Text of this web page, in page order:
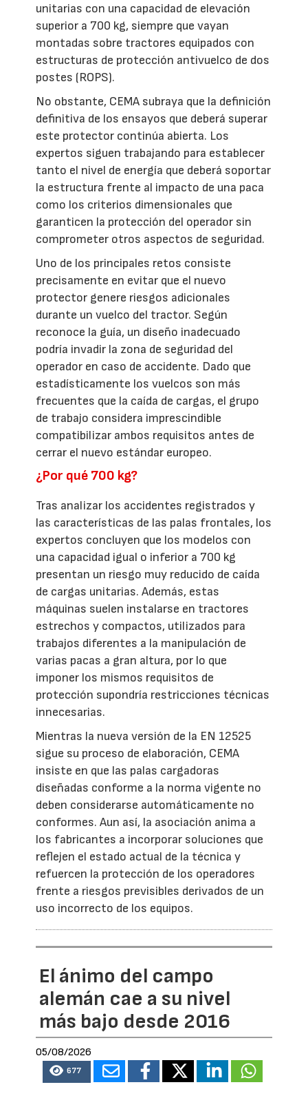
unitarias con una capacidad de elevación
superior a 700 kg, siempre que vayan
montadas sobre tractores equipados con
estructuras de protección antivuelco de dos
postes (ROPS).
No obstante, CEMA subraya que la definición
definitiva de los ensayos que deberá superar
este protector continúa abierta. Los
expertos siguen trabajando para establecer
tanto el nivel de energía que deberá soportar
la estructura frente al impacto de una paca
como los criterios dimensionales que
garanticen la protección del operador sin
comprometer otros aspectos de seguridad.
Uno de los principales retos consiste
precisamente en evitar que el nuevo
protector genere riesgos adicionales
durante un vuelco del tractor. Según
reconoce la guía, un diseño inadecuado
podría invadir la zona de seguridad del
operador en caso de accidente. Dado que
estadísticamente los vuelcos son más
frecuentes que la caída de cargas, el grupo
de trabajo considera imprescindible
compatibilizar ambos requisitos antes de
cerrar el nuevo estándar europeo.
¿Por qué 700 kg?
Tras analizar los accidentes registrados y
las características de las palas frontales, los
expertos concluyen que los modelos con
una capacidad igual o inferior a 700 kg
presentan un riesgo muy reducido de caída
de cargas unitarias. Además, estas
máquinas suelen instalarse en tractores
estrechos y compactos, utilizados para
trabajos diferentes a la manipulación de
varias pacas a gran altura, por lo que
imponer los mismos requisitos de
protección supondría restricciones técnicas
innecesarias.
Mientras la nueva versión de la EN 12525
sigue su proceso de elaboración, CEMA
insiste en que las palas cargadoras
diseñadas conforme a la norma vigente no
deben considerarse automáticamente no
conformes. Aun así, la asociación anima a
los fabricantes a incorporar soluciones que
reflejen el estado actual de la técnica y
refuercen la protección de los operadores
frente a riesgos previsibles derivados de un
uso incorrecto de los equipos.
El ánimo del campo
alemán cae a su nivel
más bajo desde 2016
05/08/2026
677